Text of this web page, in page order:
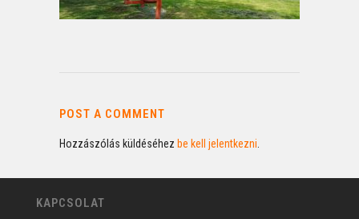
POST A COMMENT
Hozzászólás küldéséhez be kell jelentkezni
KAPCSOLAT